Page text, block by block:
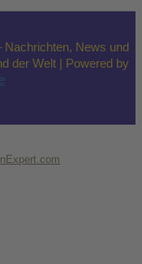
Nachrichten, News und
der Welt | Powered by